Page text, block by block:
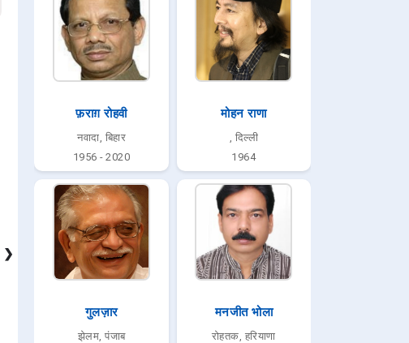
❯
फ़राग़ रोहवी
नवादा, बिहार
1956 - 2020
मोहन राणा
, दिल्ली
1964
गुलज़ार
झेलम, पंजाब
मनजीत भोला
रोहतक, हरियाणा